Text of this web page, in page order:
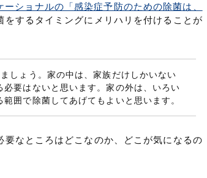
ーショナルの「感染症予防のための除菌は、
をするタイミングにメリハリを付けることが
しょう。家の中は、家族だけしかいない
要はないと思います。家の外は、いろい
囲で除菌してあげてもよいと思います。
なところはどこなのか、どこが気になるの